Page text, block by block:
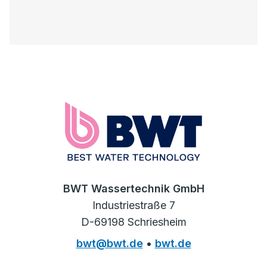
BWT Wassertechnik GmbH
Industriestraße 7
D-69198 Schriesheim
bwt@bwt.de• bwt.de